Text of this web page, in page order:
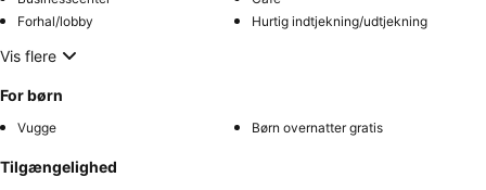
Forhal/lobby
Hurtig indtjekning/udtjekning
Vis flere
For børn
Vugge Børn overnatter gratis
Tilgængelighed